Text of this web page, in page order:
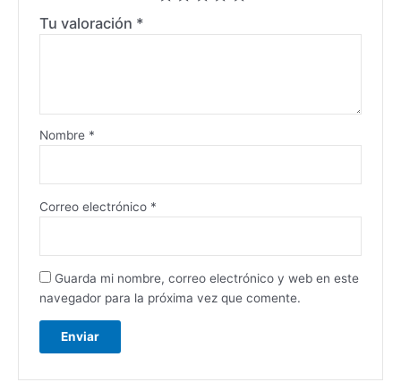
Tu valoración *
Nombre *
Correo electrónico *
Guarda mi nombre, correo electrónico y web en este
navegador para la próxima vez que comente.